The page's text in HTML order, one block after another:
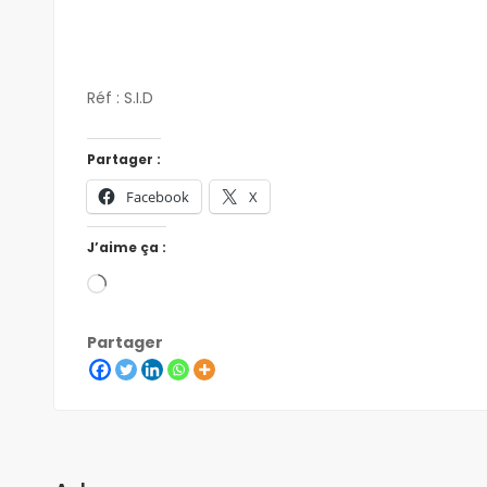
Réf : S.I.D
Partager :
Facebook X
J’aime ça :
Partager